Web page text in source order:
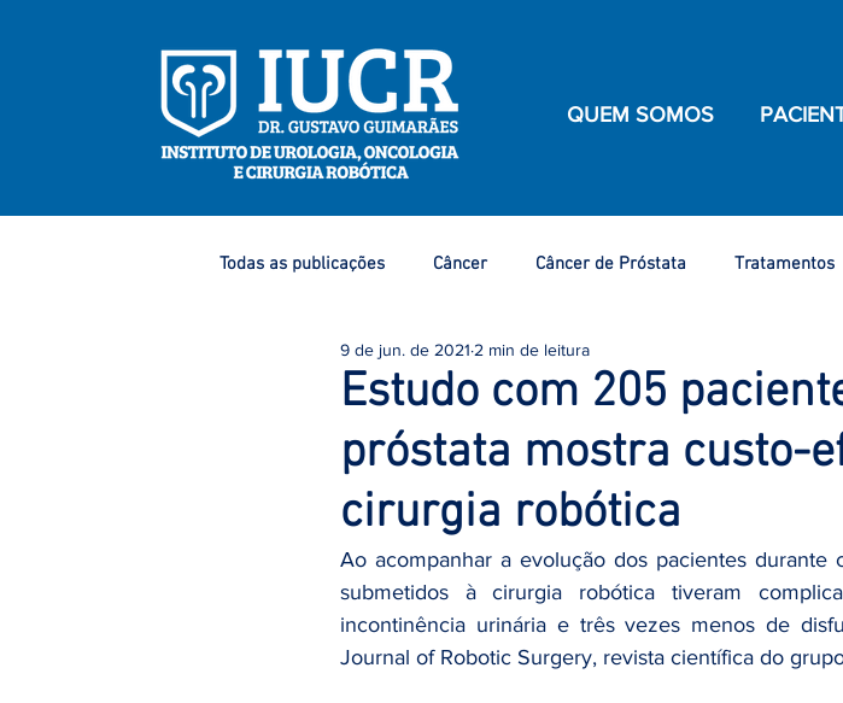
QUEM SOMOS
Todas as publicações Câncer Câncer de Próstata Tratamentos
Eventos e Congressos Dicas de Saúde
Câncer de Mama Câncer de Pênis Câncer do Colo do Útero
Tabagismo Câncer de Rim Cirurgia Robótica Câncer de
Prevenção do câncer Alimentação e câncer infográfico
Estudo com 205
próstata mostra custo-
cirurgia robótica
9 de jun. de 2021 2 min de leitura
Ao acompanhar a evolução dos pacientes durante
submetidos à cirurgia robótica tiveram
incontinência urinária e três vezes menos de
Journal of Robotic Surgery, revista científica do